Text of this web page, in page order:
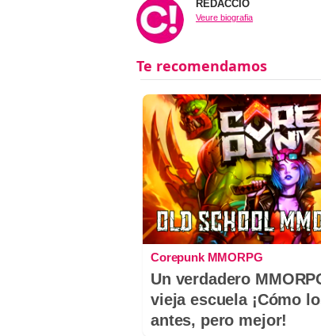
REDACCIÓ
Veure biografia
Corepunk MMORPG
Un verdadero
vieja escuela ¡Cómo
antes, pero mejor!